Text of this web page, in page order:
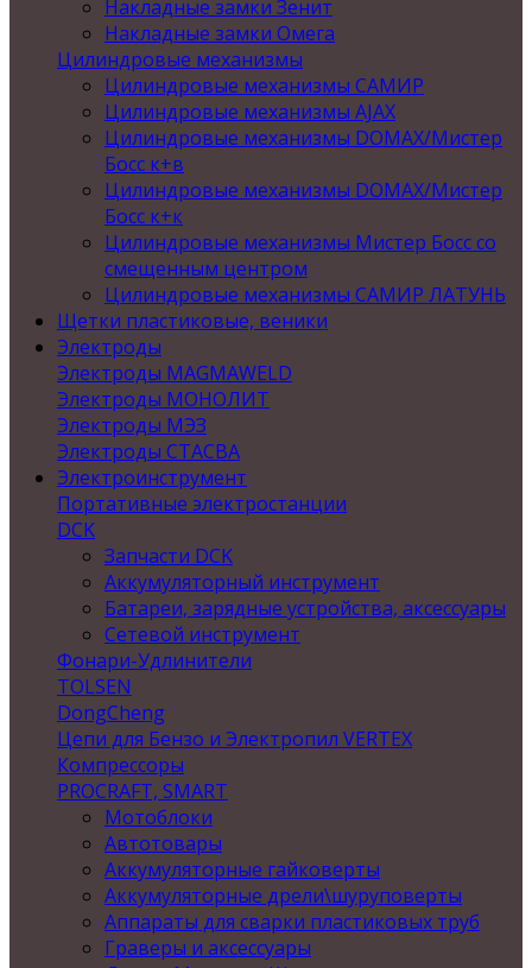
Накладные замки Зенит
Накладные замки Омега
Цилиндровые механизмы
Цилиндровые механизмы САМИР
Цилиндровые механизмы AJAX
Цилиндровые механизмы DOMAX/Мистер
Босс к+в
Цилиндровые механизмы DOMAX/Мистер
Босс к+к
Цилиндровые механизмы Мистер Босс со
смещенным центром
Цилиндровые механизмы САМИР ЛАТУНЬ
Щетки пластиковые, веники
Электроды
Электроды MAGMAWELD
Электроды МОНОЛИТ
Электроды МЭЗ
Электроды СТАСВА
Электроинструмент
Портативные электростанции
DCK
Запчасти DCK
Аккумуляторный инструмент
Батареи, зарядные устройства, аксессуары
Сетевой инструмент
Фонари-Удлинители
TOLSEN
DongCheng
Цепи для Бензо и Электропил VERTEX
Компрессоры
PROCRAFT, SMART
Мотоблоки
Автотовары
Аккумуляторные гайковерты
Аккумуляторные дрели\шуруповерты
Аппараты для сварки пластиковых труб
Граверы и аксессуары